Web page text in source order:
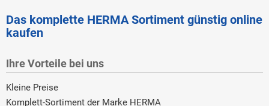
Das komplette HERMA Sortiment günstig online
kaufen
Ihre Vorteile bei uns
Kleine Preise
Komplett-Sortiment der Marke HERMA